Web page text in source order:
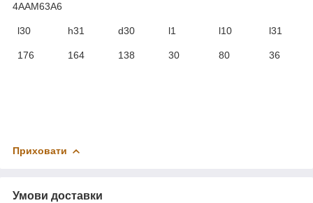
4ААМ63А6
l30 h31 d30 l1 l10 l31
176 164 138 30 80 36
Приховати
Умови доставки